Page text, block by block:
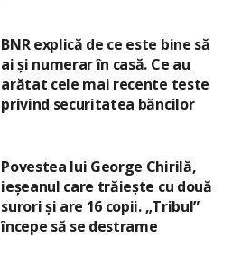
BNR explică de ce este bine să
ai și numerar în casă. Ce au
arătat cele mai recente teste
privind securitatea băncilor
Povestea lui George Chirilă,
ieșeanul care trăiește cu două
surori și are 16 copii. „Tribul”
începe să se destrame